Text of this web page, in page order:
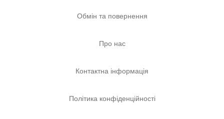
Обмін та повернення
Про нас
Контактна інформація
Політика конфіденційності